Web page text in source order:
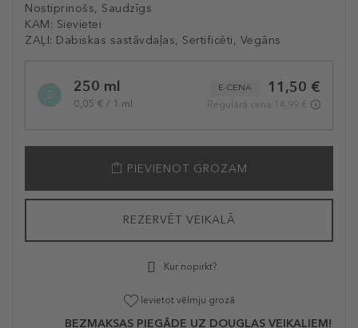
Nostiprinošs, Saudzīgs
KAM: Sievietei
ZAĻI: Dabiskas sastāvdaļas, Sertificēti, Vegāns
variation250 ml
0,05 € / 1 ml
11,50 €
E-CENA
Regulārā cena 14,99 €
PIEVIENOT GROZAM
REZERVĒT VEIKALĀ
Kur nopirkt?
Ievietot vēlmju grozā
BEZMAKSAS PIEGĀDE UZ DOUGLAS VEIKALIEM!